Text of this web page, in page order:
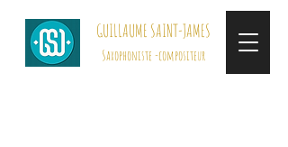
GUILLAUME SAINT-JAMES
Saxophoniste -compositeur